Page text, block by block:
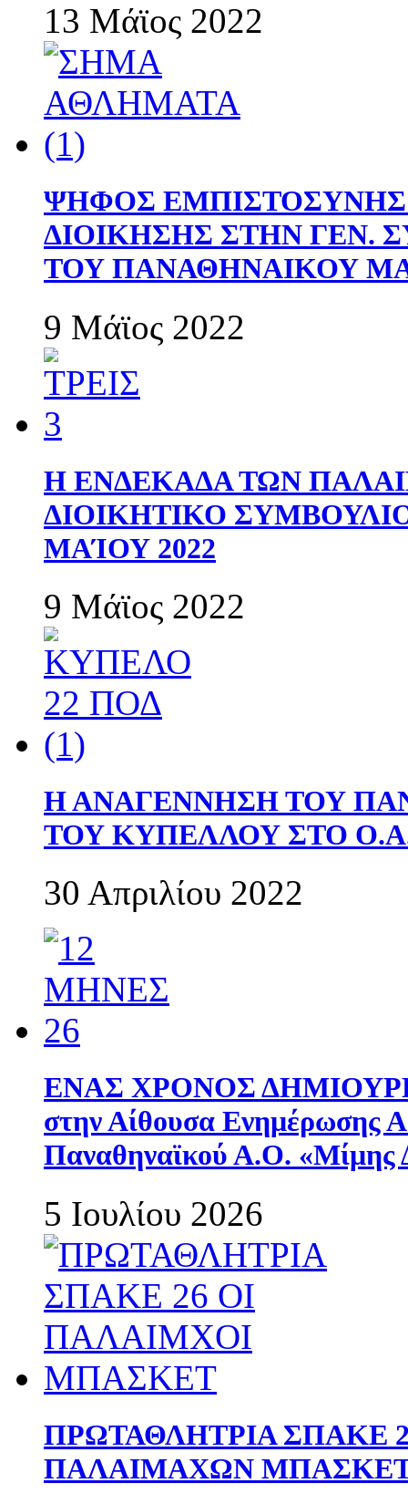
13 Μάϊος 2022
ΨΗΦΟΣ
ΔΙΟΙΚΗΣΗΣ ΣΤΗΝ ΓΕΝ.
ΤΟΥ ΠΑΝΑΘΗΝΑΙΚΟΥ
9 Μάϊος 2022
Η ΕΝΔΕΚΑΔΑ ΤΩΝ
ΔΙΟΙΚΗΤΙΚΟ
ΜΑΊΟΥ 2022
9 Μάϊος 2022
Η ΑΝΑΓΕΝΝΗΣΗ ΤΟΥ
ΤΟΥ ΚΥΠΕΛΛΟΥ ΣΤΟ
30 Απριλίου 2022
ΕΝΑΣ ΧΡΟΝΟΣ
στην Αίθουσα Ενημέρωσης
Παναθηναϊκού Α.Ο. «Μίμης
5 Ιουλίου 2026
ΠΡΩΤΑΘΛΗΤΡΙΑ ΣΠΑΚΕ
ΠΑΛΑΙΜΑΧΩΝ